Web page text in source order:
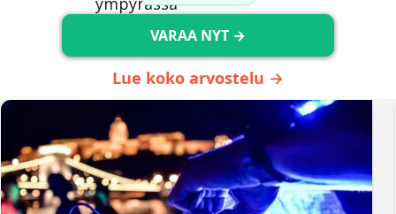
VARAA NYT →
Lue koko arvostelu →